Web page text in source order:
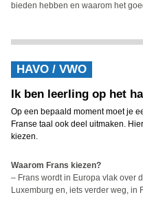
bieden hebben en waarom het
HAVO / VWO
Ik ben leerling op het
Op een bepaald moment moet je
Franse taal ook deel uitmaken.
kiezen.
Waarom Frans kiezen?
– Frans wordt in Europa vlak over
Luxemburg en, iets verder weg, in